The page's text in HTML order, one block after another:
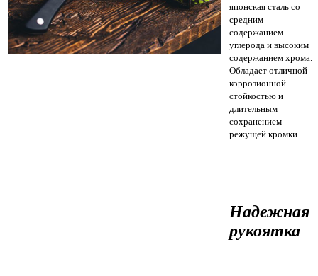
японская сталь со
средним
содержанием
углерода и высоким
содержанием хрома.
Обладает отличной
коррозионной
стойкостью и
длительным
сохранением
режущей кромки.
Надежная
рукоятка